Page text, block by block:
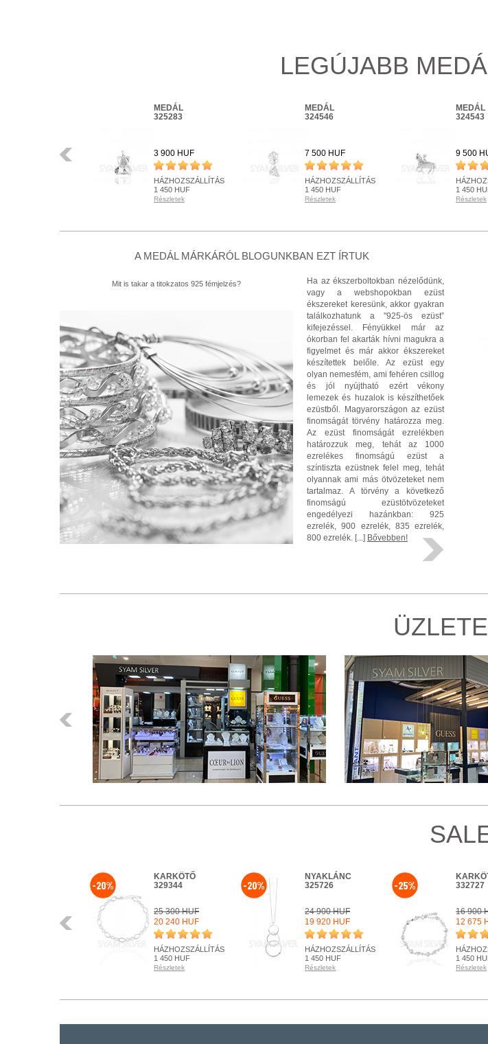
LEGÚJABB
MEDÁL
325283
3 900 HUF
HÁZHOZSZÁLLÍTÁS
1 450 HUF
Részletek
+ KOSÁRBA
MEDÁL
324546
7 500 HUF
HÁZHOZSZÁLLÍTÁS
1 450 HUF
Részletek
+ KOSÁRBA
MEDÁL
324543
9 500
1 450
Részletek
A MEDÁL MÁRKÁRÓL BLOGUNKBAN EZT ÍRTUK
Mit is takar a titokzatos 925 fémjelzés?
Ha az ékszerboltokban nézelődünk,
vagy a webshopokban ezüst
ékszereket keresünk, akkor gyakran
találkozhatunk a "925-ös ezüst”
kifejezéssel. Fényükkel már az
ókorban fel akarták hívni magukra a
figyelmet és már akkor ékszereket
készítettek belőle. Az ezüst egy
olyan nemesfém, ami fehéren csillog
és jól nyújtható ezért vékony
lemezek és huzalok is készíthetőek
ezüstből. Magyarországon az ezüst
finomságát törvény határozza meg.
Az ezüst finomságát ezrelékben
határozzuk meg, tehát az 1000
ezrelékes finomságú ezüst a
színtiszta ezüstnek felel meg, tehát
olyannak ami más ötvözeteket nem
tartalmaz. A törvény a következő
finomságú ezüstötvözeteket
engedélyezi hazánkban: 925
ezrelék, 900 ezrelék, 835 ezrelék,
800 ezrelék. [...] Bővebben!
Előző
KARKÖTŐ
329344
25 300 HUF
20 240 HUF
-20%
HÁZHOZSZÁLLÍTÁS
1 450 HUF
Részletek
NYAKLÁNC
325726
24 900 HUF
19 920 HUF
-20%
HÁZHOZSZÁLLÍTÁS
1 450 HUF
Részletek
332727
16 900
12 675
-25%
1 450
Részletek